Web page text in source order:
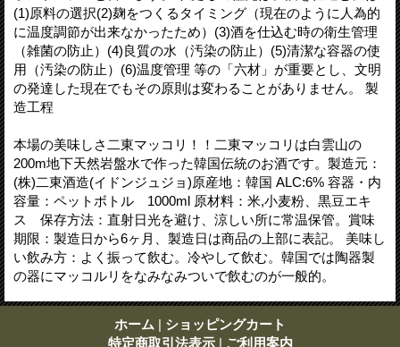
(1)原料の選択(2)麹をつくるタイミング（現在のように人為的
に温度調節が出来なかったため）(3)酒を仕込む時の衛生管理
（雑菌の防止）(4)良質の水（汚染の防止）(5)清潔な容器の使
用（汚染の防止）(6)温度管理 等の「六材」が重要とし、文明
の発達した現在でもその原則は変わることがありません。 製
造工程
本場の美味しさ二東マッコリ！！二東マッコリは白雲山の
200m地下天然岩盤水で作った韓国伝統のお酒です。製造元：
(株)二東酒造(イドンジュジョ)原産地：韓国 ALC:6% 容器・内
容量：ペットボトル 1000ml 原材料：米,小麦粉、黒豆エキ
ス 保存方法：直射日光を避け、涼しい所に常温保管。賞味
期限：製造日から6ヶ月、製造日は商品の上部に表記。 美味し
い飲み方：よく振って飲む。冷やして飲む。韓国では陶器製
の器にマッコルリをなみなみついで飲むのが一般的。
ホーム | ショッピングカート
特定商取引法表示 | ご利用案内